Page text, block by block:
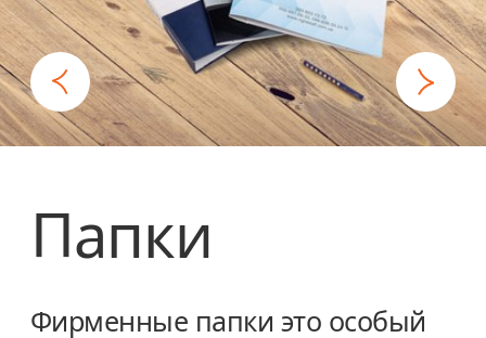
Папки
Фирменные папки это особый